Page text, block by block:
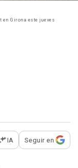
en Girona este jueves
opciones para
IA Seguir en